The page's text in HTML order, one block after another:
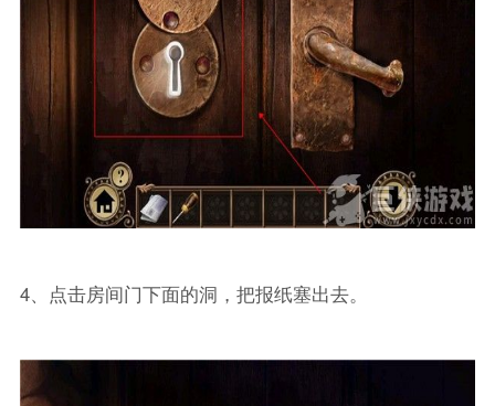
4、点击房间门下面的洞，把报纸塞出去。